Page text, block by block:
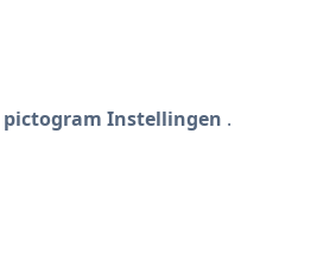
pictogram Instellingen .